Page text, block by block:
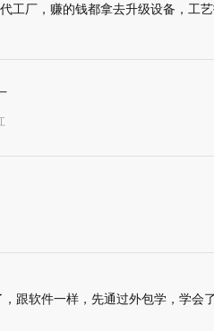
工厂，赚的钱都拿去升级设备，工
跟软件一样，先通过外包学，学会